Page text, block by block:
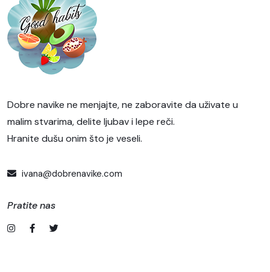
Dobre navike ne menjajte, ne zaboravite da uživate u
malim stvarima, delite ljubav i lepe reči.
Hranite dušu onim što je veseli.
ivana@dobrenavike.com
Pratite nas